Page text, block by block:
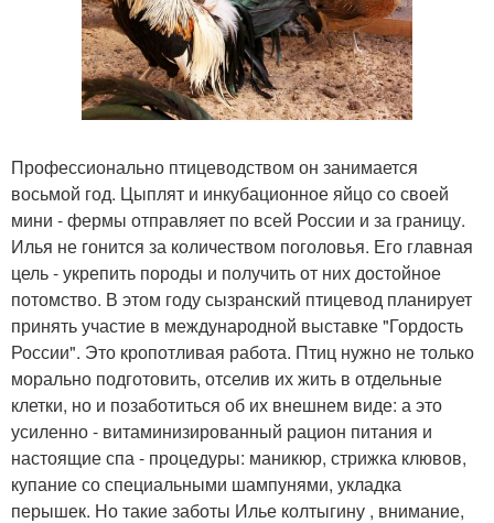
Профессионально птицеводством он занимается
восьмой год. Цыплят и инкубационное яйцо со своей
мини - фермы отправляет по всей России и за границу.
Илья не гонится за количеством поголовья. Его главная
цель - укрепить породы и получить от них достойное
потомство. В этом году сызранский птицевод планирует
принять участие в международной выставке "Гордость
России". Это кропотливая работа. Птиц нужно не только
морально подготовить, отселив их жить в отдельные
клетки, но и позаботиться об их внешнем виде: а это
усиленно - витаминизированный рацион питания и
настоящие спа - процедуры: маникюр, стрижка клювов,
купание со специальными шампунями, укладка
перышек. Но такие заботы Илье колтыгину , внимание,